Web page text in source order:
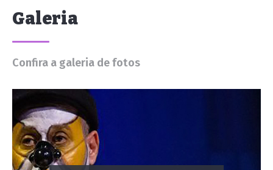
Galeria
Confira a galeria de fotos